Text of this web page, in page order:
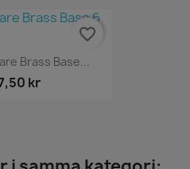
Brass Base...
kr
favorite_border